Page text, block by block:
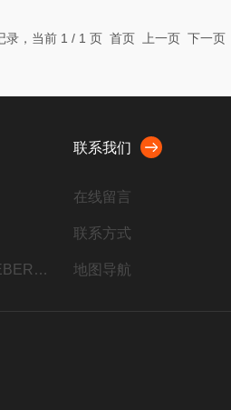
录，当前 1 / 1 页 首页 上一页 下一
施耐博格SCHNEEBERGER
联系我们
在线留言
联系方式
地图导航